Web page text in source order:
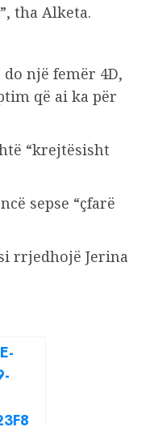
tha Alketa.
një femër 4D,
që ai ka për
“krejtësisht
sepse “çfarë
rrjedhojë Jerina